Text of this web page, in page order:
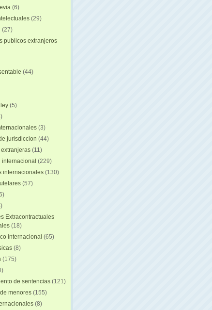
(6)
(29)
(27)
publicos extranjeros
(44)
(5)
(3)
jurisdiccion (44)
extranjeras (11)
(229)
internacionales (130)
(57)
Extracontractuales
(18)
internacional (65)
(8)
(175)
de sentencias (121)
menores (155)
(8)